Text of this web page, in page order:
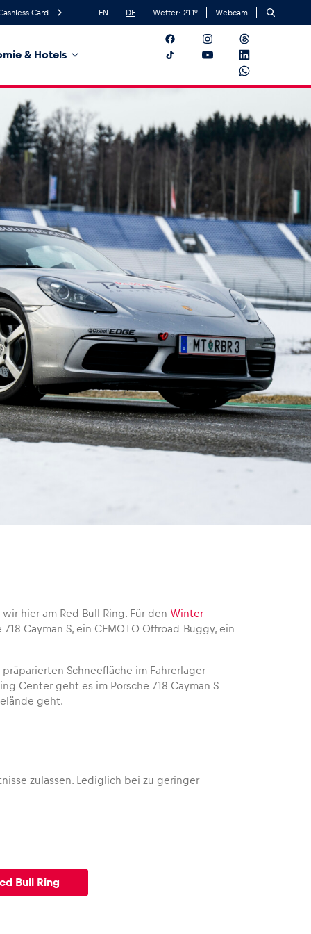
Card EN DE Wetter: 21.1° Webcam
& Hotels
hier am Red Bull Ring. Für den Winter
Cayman S, ein CFMOTO Offroad-Buggy, ein
Schneefläche im Fahrerlager
Center geht es im Porsche 718 Cayman S
geht.
zulassen. Lediglich bei zu geringer
Bull Ring